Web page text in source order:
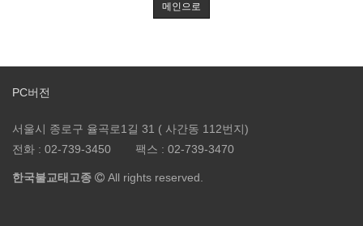
메인으로
PC버전
서울시 종로구 율곡로1길 31 ( 사간동 112번지)
전화 : 02-739-3450 팩스 : 02-739-3470
한국불교태고종 All rights reserved.